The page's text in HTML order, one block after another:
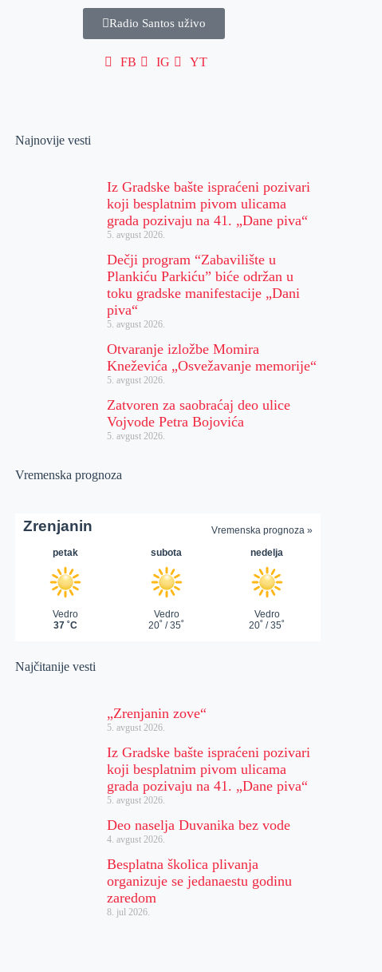
Radio Santos uživo
FB IG YT
Najnovije vesti
Iz Gradske bašte ispraćeni pozivari
koji besplatnim pivom ulicama
grada pozivaju na 41. „Dane piva“
5. avgust 2026.
Dečji program “Zabavilište u
Plankiću Parkiću” biće održan u
toku gradske manifestacije „Dani
piva“
5. avgust 2026.
Otvaranje izložbe Momira
Kneževića „Osvežavanje memorije“
5. avgust 2026.
Zatvoren za saobraćaj deo ulice
Vojvode Petra Bojovića
5. avgust 2026.
Vremenska prognoza
Najčitanije vesti
„Zrenjanin zove“
5. avgust 2026.
Iz Gradske bašte ispraćeni pozivari
koji besplatnim pivom ulicama
grada pozivaju na 41. „Dane piva“
5. avgust 2026.
Deo naselja Duvanika bez vode
4. avgust 2026.
Besplatna školica plivanja
organizuje se jedanaestu godinu
zaredom
8. jul 2026.